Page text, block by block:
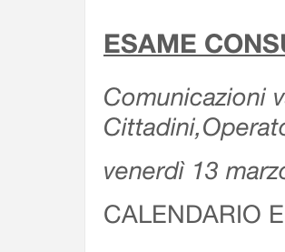
ESAME
Comunicazioni
venerdì 13
CALENDARIO